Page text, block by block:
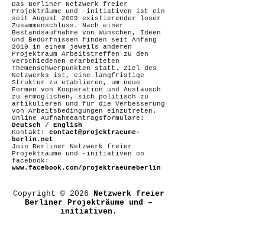
Das Berliner Netzwerk freier
Projekträume und -initiativen ist ein
seit August 2009 existierender loser
Zusammenschluss. Nach einer
Bestandsaufnahme von Wünschen, Ideen
und Bedürfnissen finden seit Anfang
2010 in einem jeweils anderen
Projektraum Arbeitstreffen zu den
verschiedenen erarbeiteten
Themenschwerpunkten statt. Ziel des
Netzwerks ist, eine langfristige
Struktur zu etablieren, um neue
Formen von Kooperation und Austausch
zu ermöglichen, sich politisch zu
artikulieren und für die Verbesserung
von Arbeitsbedingungen einzutreten.
Online Aufnahmeantragsformulare:
Deutsch / English
Kontakt: contact@projektraeume-
berlin.net
Join Berliner Netzwerk freier
Projekträume und -initiativen on
facebook:
www.facebook.com/projektraeumeberlin
Copyright © 2026 Netzwerk freier
Berliner Projekträume und –
initiativen.